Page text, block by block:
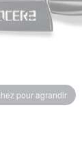
pour agrandir